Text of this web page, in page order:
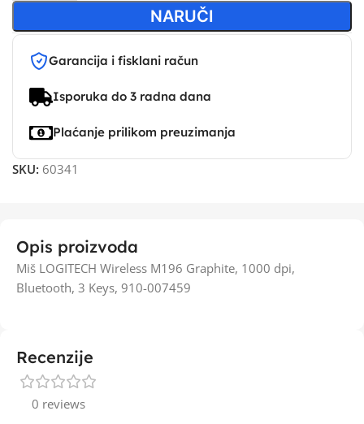
NARUČI
Garancija i fisklani račun
Isporuka do 3 radna dana
Plaćanje prilikom preuzimanja
SKU: 60341
Opis proizvoda
Miš LOGITECH Wireless M196 Graphite, 1000 dpi,
Bluetooth, 3 Keys, 910-007459
Recenzije
0 reviews